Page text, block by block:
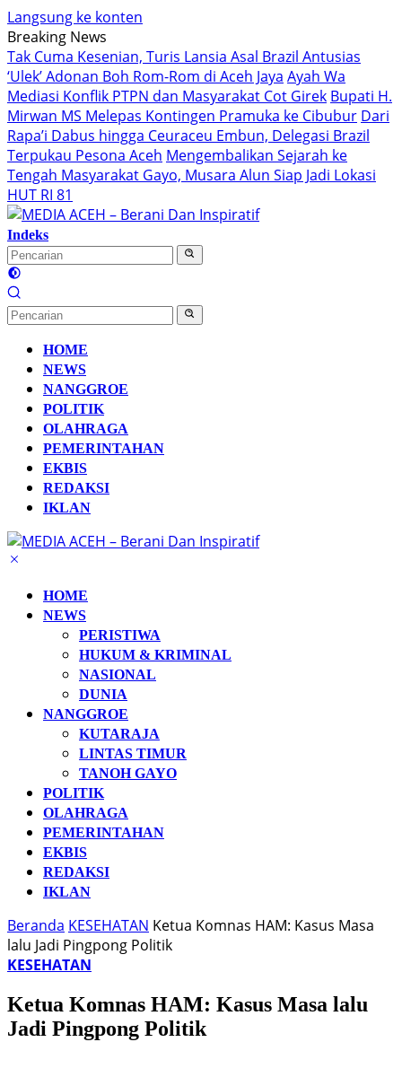
Langsung ke konten
Breaking News
Tak Cuma Kesenian, Turis Lansia Asal Brazil Antusias
‘Ulek’ Adonan Boh Rom-Rom di Aceh Jaya Ayah Wa
Mediasi Konflik PTPN dan Masyarakat Cot Girek Bupati H.
Mirwan MS Melepas Kontingen Pramuka ke Cibubur Dari
Rapa’i Dabus hingga Ceuraceu Embun, Delegasi Brazil
Terpukau Pesona Aceh Mengembalikan Sejarah ke
Tengah Masyarakat Gayo, Musara Alun Siap Jadi Lokasi
HUT RI 81
Indeks
HOME
NEWS
NANGGROE
POLITIK
OLAHRAGA
PEMERINTAHAN
EKBIS
REDAKSI
IKLAN
HOME
NEWS
PERISTIWA
HUKUM & KRIMINAL
NASIONAL
DUNIA
NANGGROE
KUTARAJA
LINTAS TIMUR
TANOH GAYO
POLITIK
OLAHRAGA
PEMERINTAHAN
EKBIS
REDAKSI
IKLAN
Beranda KESEHATAN Ketua Komnas HAM: Kasus Masa
lalu Jadi Pingpong Politik
KESEHATAN
Ketua Komnas HAM: Kasus Masa lalu
Jadi Pingpong Politik